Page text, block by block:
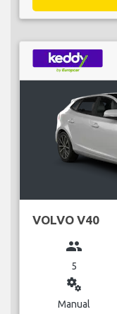
VOLVO V40
group
5
miscellaneous_services
Manual